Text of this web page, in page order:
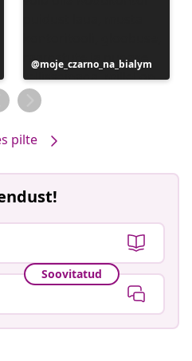
Postitus
avaldatud
moje_czarno_na_bialym
pilte
Soovitatud